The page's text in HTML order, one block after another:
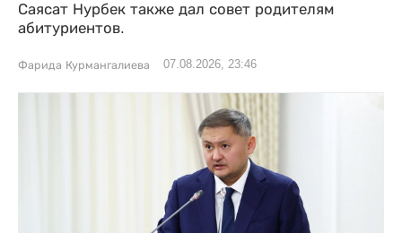
Саясат Нурбек также дал совет родителям
абитуриентов.
Фарида Курмангалиева 07.08.2026, 23:46